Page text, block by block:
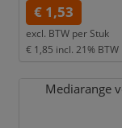
€ 1,53
excl. BTW per Stuk
€ 1,85 incl. 21% BTW
Mediarange